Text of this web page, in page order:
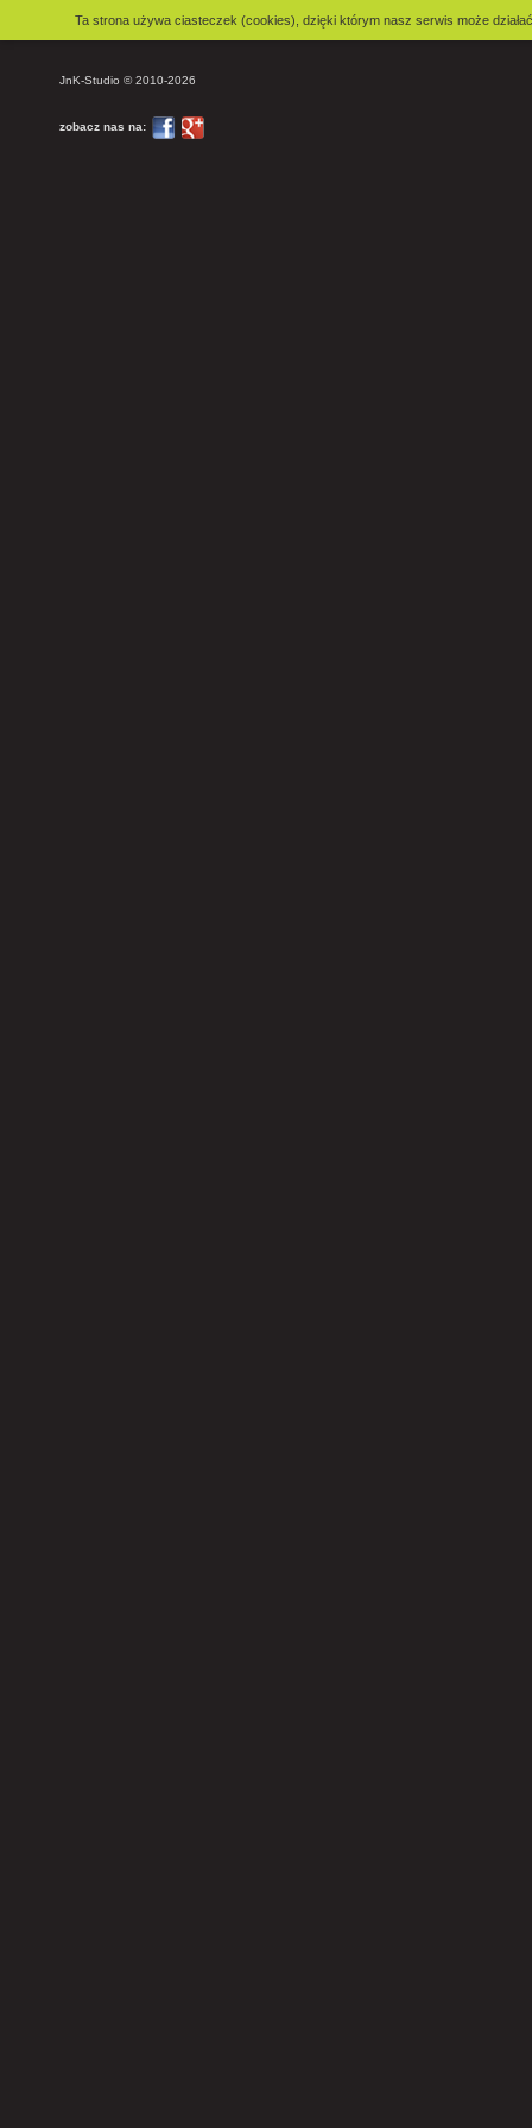
Ta strona używa ciasteczek (cookies), dzięki którym nasz serwis może
JnK-Studio © 2010-2026
zobacz nas na: